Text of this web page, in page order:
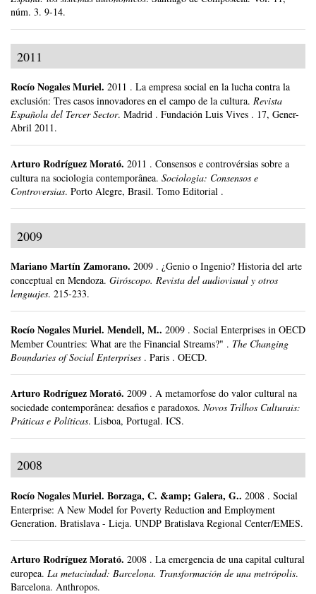
núm. 3. 9-14.
2011
Rocío Nogales Muriel. 2011 . La empresa social en la lucha contra la
exclusión: Tres casos innovadores en el campo de la cultura. Revista
Española del Tercer Sector. Madrid . Fundación Luis Vives . 17, Gener-
Abril 2011.
Arturo Rodríguez Morató. 2011 . Consensos e controvérsias sobre a
cultura na sociologia contemporânea. Sociologia: Consensos e
Controversias. Porto Alegre, Brasil. Tomo Editorial .
2009
Mariano Martín Zamorano. 2009 . ¿Genio o Ingenio? Historia del arte
conceptual en Mendoza. Giróscopo. Revista del audiovisual y otros
lenguajes. 215-233.
Rocío Nogales Muriel. Mendell, M.. 2009 . Social Enterprises in OECD
Member Countries: What are the Financial Streams?" . The Changing
Boundaries of Social Enterprises . Paris . OECD.
Arturo Rodríguez Morató. 2009 . A metamorfose do valor cultural na
sociedade contemporânea: desafios e paradoxos. Novos Trilhos Culturais:
Práticas e Políticas. Lisboa, Portugal. ICS.
2008
Rocío Nogales Muriel. Borzaga, C. &amp; Galera, G.. 2008 . Social
Enterprise: A New Model for Poverty Reduction and Employment
Generation. Bratislava - Lieja. UNDP Bratislava Regional Center/EMES.
Arturo Rodríguez Morató. 2008 . La emergencia de una capital cultural
europea. La metaciudad: Barcelona. Transformación de una metrópolis.
Barcelona. Anthropos.